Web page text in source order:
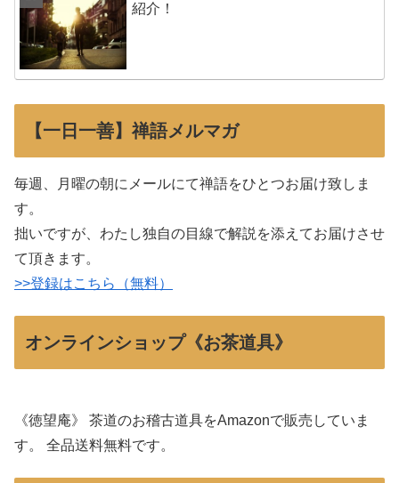
紹介！
【一日一善】禅語メルマガ
毎週、月曜の朝にメールにて禅語をひとつお届け致しま
す。
拙いですが、わたし独自の目線で解説を添えてお届けさせ
て頂きます。
>>登録はこちら（無料）
オンラインショップ《お茶道具》
《徳望庵》 茶道のお稽古道具をAmazonで販売していま
す。 全品送料無料です。